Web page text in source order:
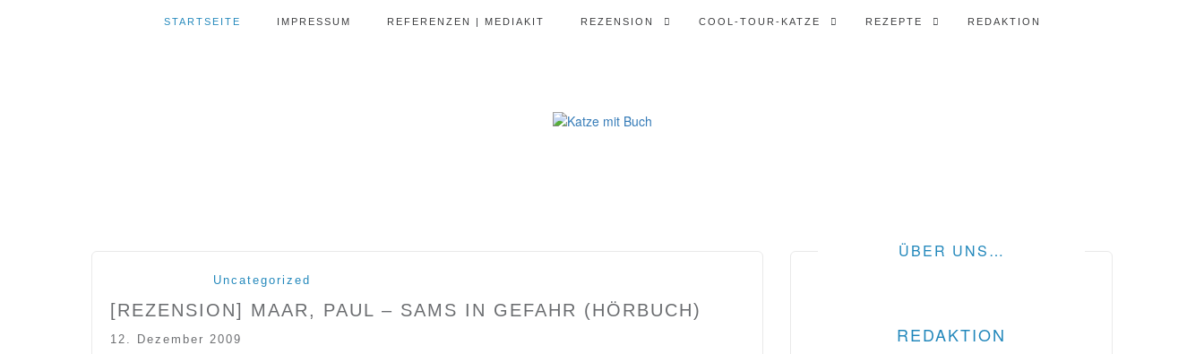
STARTSEITE IMPRESSUM REFERENZEN | MEDIAKIT REZENSION COOL-TOUR-KATZE REZEPTE REDAKTION
Uncategorized
[REZENSION] MAAR, PAUL – SAMS IN GEFAHR (HÖRBUCH)
12. Dezember 2009
ÜBER UNS…
REDAKTION